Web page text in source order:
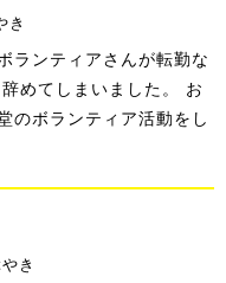
き
ランティアさんが転勤な
めてしまいました。 お
のボランティア活動をし
き